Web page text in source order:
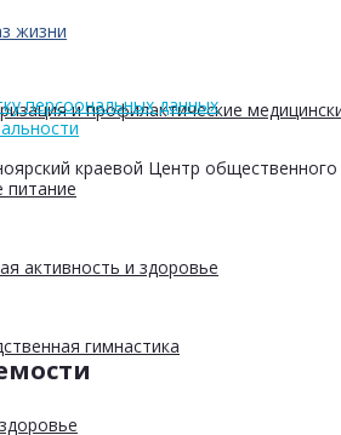
жизни
и профилактические
питание
активность и здоровье
гимнастика
персоональных данных
краевой Центр